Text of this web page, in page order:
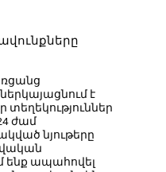
է
ժամ
նյութերը
ենք ապահովել